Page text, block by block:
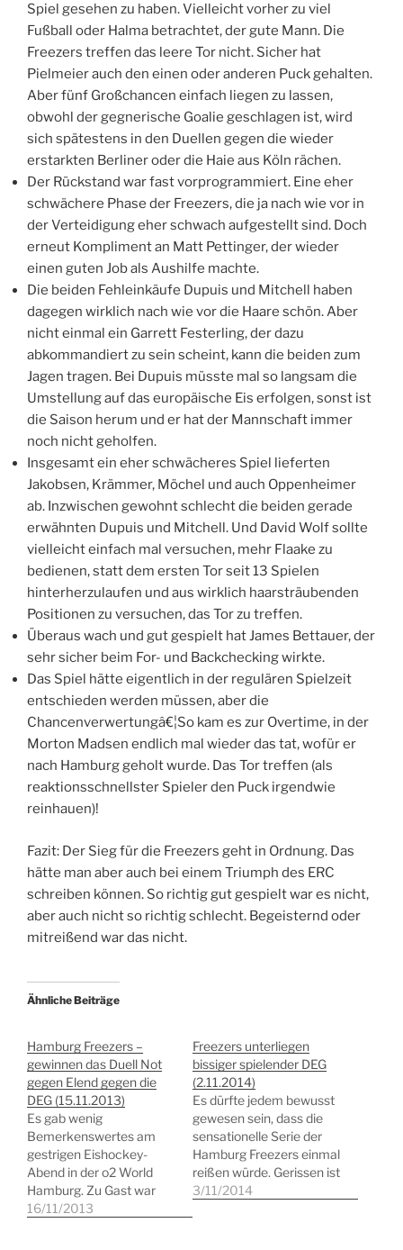
Spiel gesehen zu haben. Vielleicht vorher zu viel
Fußball oder Halma betrachtet, der gute Mann. Die
Freezers treffen das leere Tor nicht. Sicher hat
Pielmeier auch den einen oder anderen Puck gehalten.
Aber fünf Großchancen einfach liegen zu lassen,
obwohl der gegnerische Goalie geschlagen ist, wird
sich spätestens in den Duellen gegen die wieder
erstarkten Berliner oder die Haie aus Köln rächen.
Der Rückstand war fast vorprogrammiert. Eine eher
schwächere Phase der Freezers, die ja nach wie vor in
der Verteidigung eher schwach aufgestellt sind. Doch
erneut Kompliment an Matt Pettinger, der wieder
einen guten Job als Aushilfe machte.
Die beiden Fehleinkäufe Dupuis und Mitchell haben
dagegen wirklich nach wie vor die Haare schön. Aber
nicht einmal ein Garrett Festerling, der dazu
abkommandiert zu sein scheint, kann die beiden zum
Jagen tragen. Bei Dupuis müsste mal so langsam die
Umstellung auf das europäische Eis erfolgen, sonst ist
die Saison herum und er hat der Mannschaft immer
noch nicht geholfen.
Insgesamt ein eher schwächeres Spiel lieferten
Jakobsen, Krämmer, Möchel und auch Oppenheimer
ab. Inzwischen gewohnt schlecht die beiden gerade
erwähnten Dupuis und Mitchell. Und David Wolf sollte
vielleicht einfach mal versuchen, mehr Flaake zu
bedienen, statt dem ersten Tor seit 13 Spielen
hinterherzulaufen und aus wirklich haarsträubenden
Positionen zu versuchen, das Tor zu treffen.
Überaus wach und gut gespielt hat James Bettauer, der
sehr sicher beim For- und Backchecking wirkte.
Das Spiel hätte eigentlich in der regulären Spielzeit
entschieden werden müssen, aber die
Chancenverwertungâ€¦So kam es zur Overtime, in der
Morton Madsen endlich mal wieder das tat, wofür er
nach Hamburg geholt wurde. Das Tor treffen (als
reaktionsschnellster Spieler den Puck irgendwie
reinhauen)!
Fazit: Der Sieg für die Freezers geht in Ordnung. Das
hätte man aber auch bei einem Triumph des ERC
schreiben können. So richtig gut gespielt war es nicht,
aber auch nicht so richtig schlecht. Begeisternd oder
mitreißend war das nicht.
Ähnliche Beiträge
Hamburg Freezers –
gewinnen das Duell Not
gegen Elend gegen die
DEG (15.11.2013)
Es gab wenig
Bemerkenswertes am
gestrigen Eishockey-
Abend in der o2 World
Hamburg. Zu Gast war
die DEG aus Düsseldorf,
16/11/2013
Freezers unterliegen
bissiger spielender DEG
(2.11.2014)
Es dürfte jedem bewusst
gewesen sein, dass die
sensationelle Serie der
Hamburg Freezers einmal
reißen würde. Gerissen ist
sie leider in dem
3/11/2014